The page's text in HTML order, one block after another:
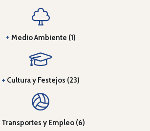
+ Medio Ambiente (1)
+ Cultura y Festejos (23)
Transportes y Empleo (6)